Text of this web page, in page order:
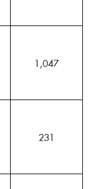
1,047
231